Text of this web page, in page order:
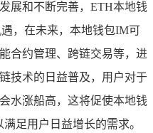
展和不断完善，ETH本地钱
，在未来，本地钱包IM可
合约管理、跨链交易等，进
技术的日益普及，用户对于
水涨船高，这将促使本地钱
足用户日益增长的需求。